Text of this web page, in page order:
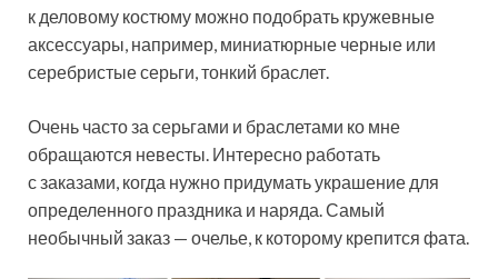
к деловому костюму можно подобрать кружевные
аксессуары, например, миниатюрные черные или
серебристые серьги, тонкий браслет.
Очень часто за серьгами и браслетами ко мне
обращаются невесты. Интересно работать
с заказами, когда нужно придумать украшение для
определенного праздника и наряда. Самый
необычный заказ — очелье, к которому крепится фата.